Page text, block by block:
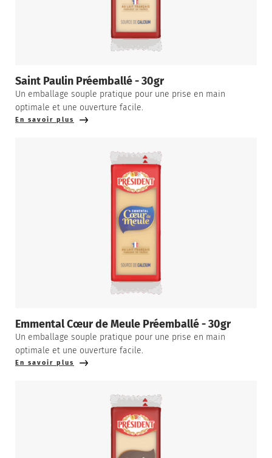
Saint Paulin Préemballé - 30gr
Un emballage souple pratique pour une prise en main
optimale et une ouverture facile.
En savoir plus
Emmental Cœur de Meule Préemballé - 30gr
Un emballage souple pratique pour une prise en main
optimale et une ouverture facile.
En savoir plus